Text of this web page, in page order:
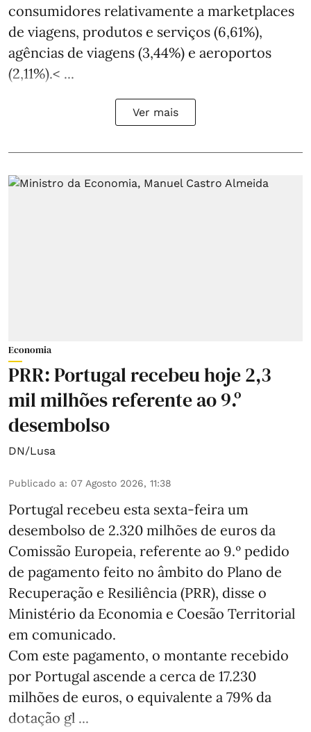
consumidores relativamente a marketplaces
de viagens, produtos e serviços (6,61%),
agências de viagens (3,44%) e aeroportos
(2,11%).< ...
Ver mais
Economia
PRR: Portugal recebeu hoje 2,3
mil milhões referente ao 9.º
desembolso
DN/Lusa
Publicado a: 07 Agosto 2026, 11:38
Portugal recebeu esta sexta-feira um
desembolso de 2.320 milhões de euros da
Comissão Europeia, referente ao 9.º pedido
de pagamento feito no âmbito do Plano de
Recuperação e Resiliência (PRR), disse o
Ministério da Economia e Coesão Territorial
em comunicado.
Com este pagamento, o montante recebido
por Portugal ascende a cerca de 17.230
milhões de euros, o equivalente a 79% da
dotação gl ...